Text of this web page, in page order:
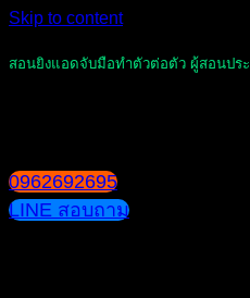
Skip to content
สอนยิงแอดจับมือทำตัวต่อตัว ผู้สอนปร
0962692695
LINE สอบถาม